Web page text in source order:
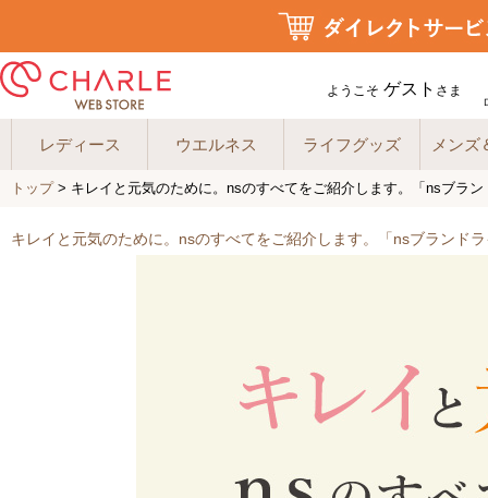
ようこそ ゲスト さま
レディース ウエルネス ライフグッズ メンズ
トップ> キレイと元気のために。nsのすべてをご紹介します。「nsブラン
キレイと元気のために。nsのすべてをご紹介します。「nsブランド